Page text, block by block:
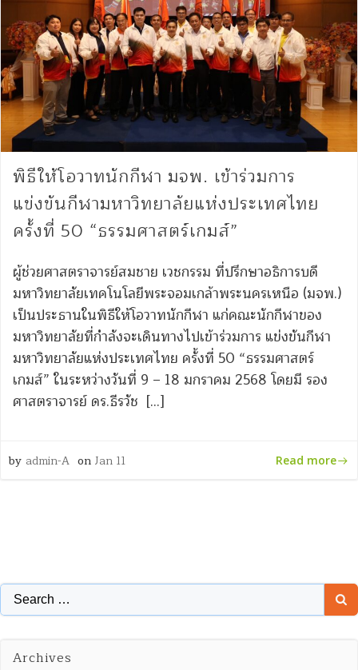
พิธีให้โอวาทนักกีฬา มจพ. เข้าร่วมการ
แข่งขันกีฬามหาวิทยาลัยแห่งประเทศไทย
ครั้งที่ 50 “ธรรมศาสตร์เกมส์”
ผู้ช่วยศาสตราจารย์สมชาย เวชกรรม ที่ปรึกษาอธิการบดี
มหาวิทยาลัยเทคโนโลยีพระจอมเกล้าพระนครเหนือ (มจพ.)
เป็นประธานในพิธีให้โอวาทนักกีฬา แก่คณะนักกีฬาของ
มหาวิทยาลัยที่กำลังจะเดินทางไปเข้าร่วมการ แข่งขันกีฬา
มหาวิทยาลัยแห่งประเทศไทย ครั้งที่ 50 “ธรรมศาสตร์
เกมส์” ในระหว่างวันที่ 9 – 18 มกราคม 2568 โดยมี รอง
ศาสตราจารย์ ดร.ธีรวัช […]
by admin-A on Jan 11 Read more
Search
for:
Archives